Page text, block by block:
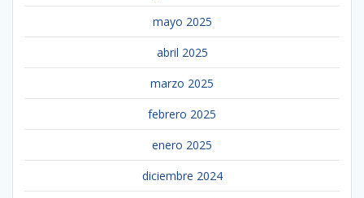
mayo 2025
abril 2025
marzo 2025
febrero 2025
enero 2025
diciembre 2024